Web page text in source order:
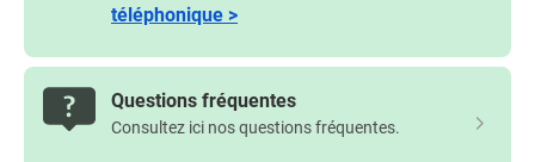
téléphonique >
Questions fréquentes
Consultez ici nos questions fréquentes.